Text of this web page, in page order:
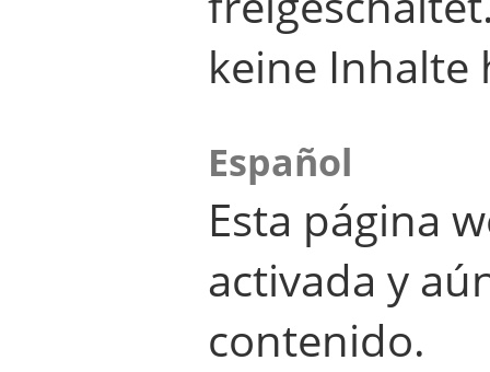
keine Inhalte
Español
Esta página
activada y
contenido.